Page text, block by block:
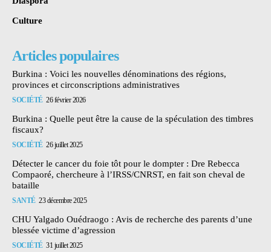
Culture
Articles populaires
Burkina : Voici les nouvelles dénominations des régions,
provinces et circonscriptions administratives
SOCIÉTÉ 26 février 2026
Burkina : Quelle peut être la cause de la spéculation des timbres
fiscaux?
SOCIÉTÉ 26 juillet 2025
Détecter le cancer du foie tôt pour le dompter : Dre Rebecca
Compaoré, chercheure à l’IRSS/CNRST, en fait son cheval de
bataille
SANTÉ 23 décembre 2025
CHU Yalgado Ouédraogo : Avis de recherche des parents d’une
blessée victime d’agression
SOCIÉTÉ 31 juillet 2025